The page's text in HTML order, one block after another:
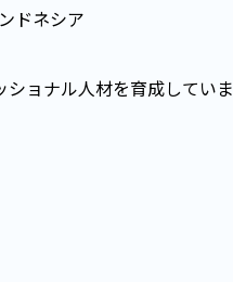
ドネシア
ョナル人材を育成してい